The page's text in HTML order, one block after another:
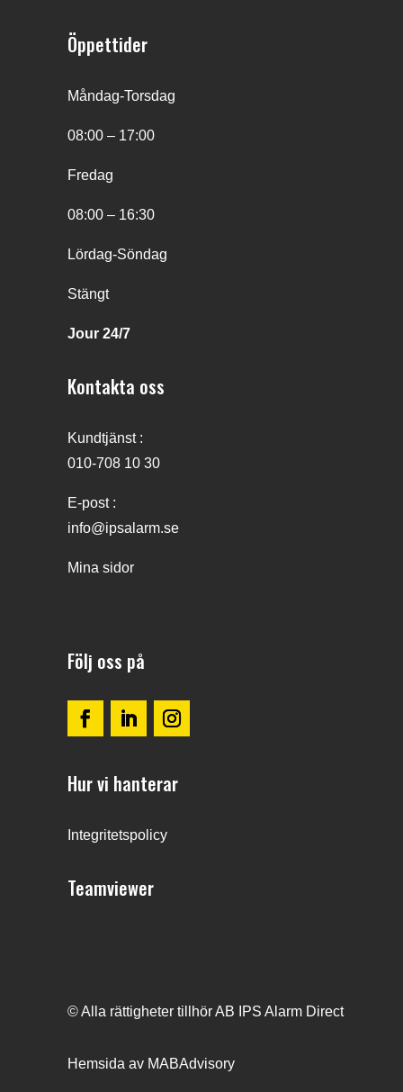
Öppettider
Måndag-Torsdag
08:00 – 17:00
Fredag
08:00 – 16:30
Lördag-Söndag
Stängt
Jour 24/7
Kontakta oss
Kundtjänst :
010-708 10 30
E-post :
info@ipsalarm.se
Mina sidor
Följ oss på
Hur vi hanterar
Integritetspolicy
Teamviewer
© Alla rättigheter tillhör AB IPS Alarm Direct
Hemsida av MABAdvisory